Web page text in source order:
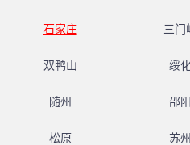
石家庄 三门
双鸭山 绥
随州 邵阳
松原 苏州